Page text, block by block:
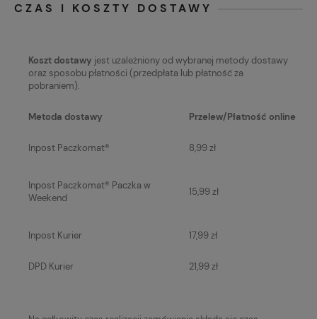
CZAS I KOSZTY DOSTAWY
Koszt dostawy jest uzależniony od wybranej metody dostawy
oraz sposobu płatności (przedpłata lub płatność za
pobraniem).
Metoda dostawy Przelew/Płatność online
Inpost Paczkomat® 8,99 zł
Inpost Paczkomat® Paczka w
Weekend
15,99 zł
Inpost Kurier 17,99 zł
DPD Kurier 21,99 zł